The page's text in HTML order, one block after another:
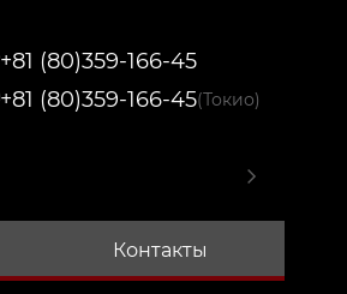
+81 (80)359-166-45
+81 (80)359-166-45(Токио)
Контакты